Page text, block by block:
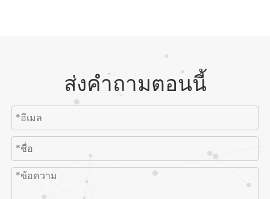
ส่งคำถามตอนนี้